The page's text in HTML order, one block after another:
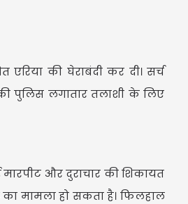
की घेराबंदी कर दी। सर्च
पुलिस लगातार तलाशी के लिए
मारपीट और दुराचार की शिकायत
मामला हो सकता है। फिलहाल
USD $1
Updated 06/08/2026